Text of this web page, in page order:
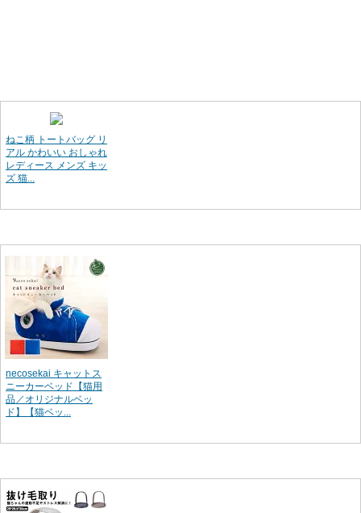
ねこ柄 トートバッグ リ
アル かわいい おしゃれ
レディース メンズ キッ
ズ 猫...
necosekai キャットス
ニーカーベッド【猫用
品／オリジナルベッ
ド】【猫ベッ...